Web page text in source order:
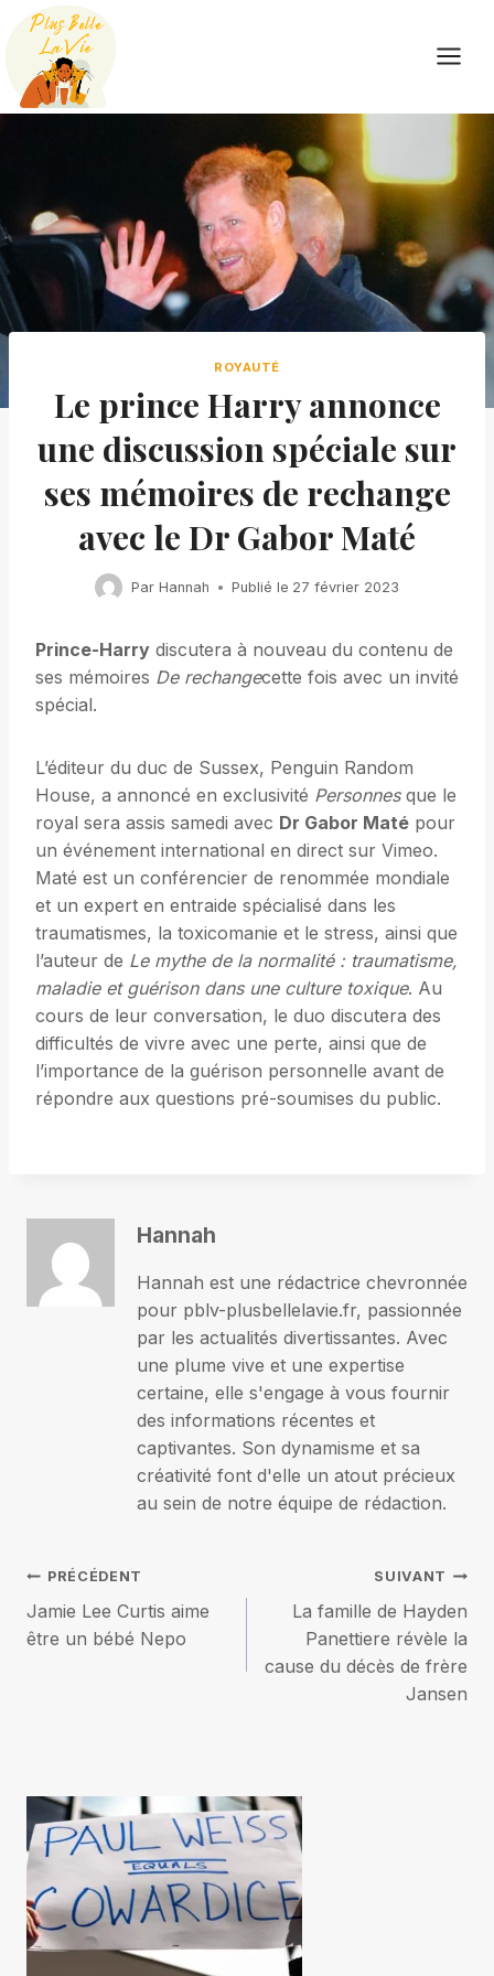
Skip
content
ROYAUTÉ
Le prince Harry annonce
une discussion spéciale sur
ses mémoires de rechange
avec le Dr Gabor Maté
Par Hannah Publié le 27 février 2023
Prince-Harry discutera à nouveau du contenu de
ses mémoires De rechangecette fois avec un invité
spécial.
L’éditeur du duc de Sussex, Penguin Random
House, a annoncé en exclusivité Personnesque le
royal sera assis samedi avec Dr Gabor Maté pour
un événement international en direct sur Vimeo.
Maté est un conférencier de renommée mondiale
et un expert en entraide spécialisé dans les
traumatismes, la toxicomanie et le stress, ainsi que
l’auteur de Le mythe de la normalité : traumatisme,
maladie et guérison dans une culture toxique. Au
cours de leur conversation, le duo discutera des
difficultés de vivre avec une perte, ainsi que de
l’importance de la guérison personnelle avant de
répondre aux questions pré-soumises du public.
Hannah
Hannah est une rédactrice chevronnée
pour pblv-plusbellelavie.fr, passionnée
par les actualités divertissantes. Avec
une plume vive et une expertise
certaine, elle s'engage à vous fournir
des informations récentes et
captivantes. Son dynamisme et sa
créativité font d'elle un atout précieux
au sein de notre équipe de rédaction.
Navigation
de
PRÉCÉDENT
Jamie Lee Curtis aime
être un bébé Nepo
SUIVANT
La famille de Hayden
Panettiere révèle la
cause du décès de frère
Jansen